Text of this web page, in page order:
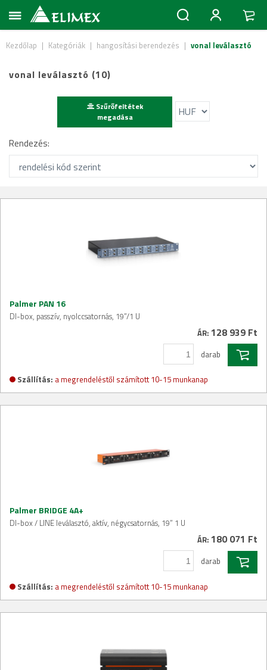
Kezdőlap | Kategóriák | hangosítási berendezés | vonal leválasztó
vonal leválasztó (10)
Szűrőfeltétek
megadása
Rendezés:
Palmer PAN 16
DI-box, passzív, nyolccsatornás, 19”/1 U
ÁR: 128 939 Ft
darab
Szállítás: a megrendeléstől számított 10-15 munkanap
Palmer BRIDGE 4A+
DI-box / LINE leválasztó, aktív, négycsatornás, 19” 1 U
ÁR: 180 071 Ft
darab
Szállítás: a megrendeléstől számított 10-15 munkanap